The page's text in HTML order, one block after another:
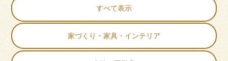
すべて表示
家づくり・家具・インテリア